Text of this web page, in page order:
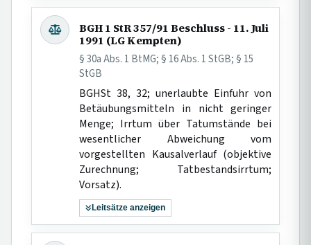
BGH 1 StR 357/91 Beschluss - 11. Juli
1991 (LG Kempten)
§ 30a Abs. 1 BtMG; § 16 Abs. 1 StGB; § 15
StGB
BGHSt 38, 32; unerlaubte Einfuhr von
Betäubungsmitteln in nicht geringer
Menge; Irrtum über Tatumstände bei
wesentlicher Abweichung vom
vorgestellten Kausalverlauf (objektive
Zurechnung; Tatbestandsirrtum;
Vorsatz).
Leitsätze anzeigen